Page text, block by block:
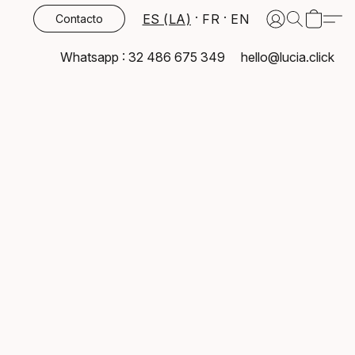
Contacto ES (LA) FR EN
Whatsapp : 32 486 675 349 hello@lucia.click